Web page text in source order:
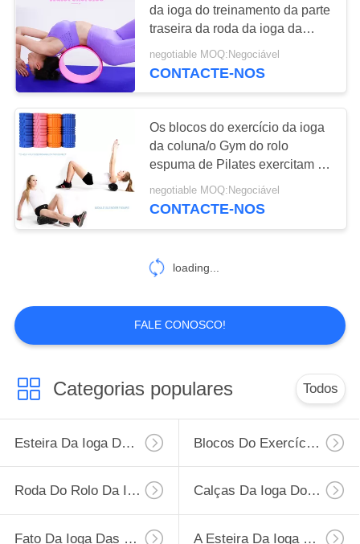
Elásticos da aptidão
15
ajustável
da ioga do treinamento da parte
traseira da roda da ioga da
massagem da roda do rolo da
ioga
negotiable MOQ:Negociável
CONTACTE-NOS
Os blocos do exercício da ioga
da coluna/o Gym do rolo
espuma de Pilates exercitam o
rolo da massagem do músculo
negotiable MOQ:Negociável
CONTACTE-NOS
loading...
FALE CONOSCO!
Categorias populares Todos
Esteira Da Ioga Da Aptidão Blocos Do Exercício Da Ioga
Roda Do Rolo Da Ioga Calças Da Ioga Do Gym
Fato Da Ioga Das Mulheres A Esteira Da Ioga Leva O Saco